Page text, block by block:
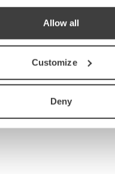
Allow all
Customize
Deny